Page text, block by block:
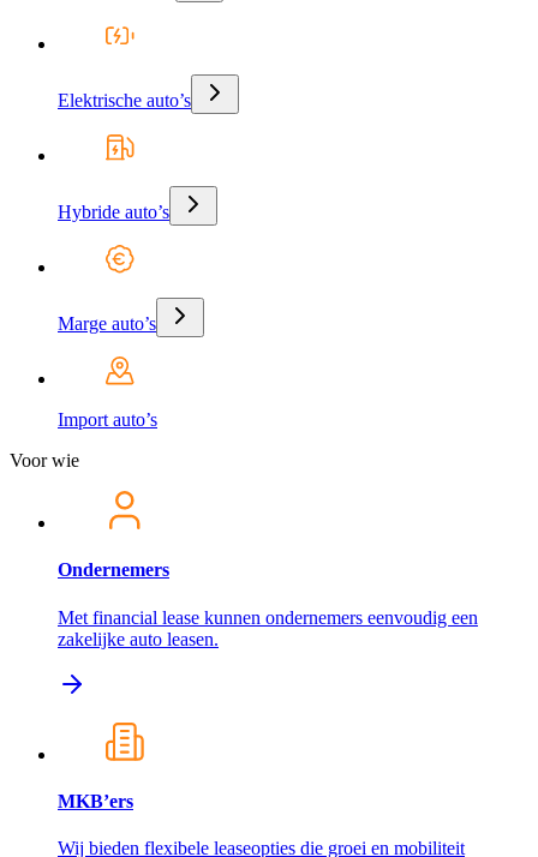
Elektrische auto’s
Hybride auto’s
Marge auto’s
Import auto’s
Voor wie
Ondernemers
Met financial lease kunnen ondernemers eenvoudig een
zakelijke auto leasen.
MKB’ers
Wij bieden flexibele leaseopties die groei en mobiliteit